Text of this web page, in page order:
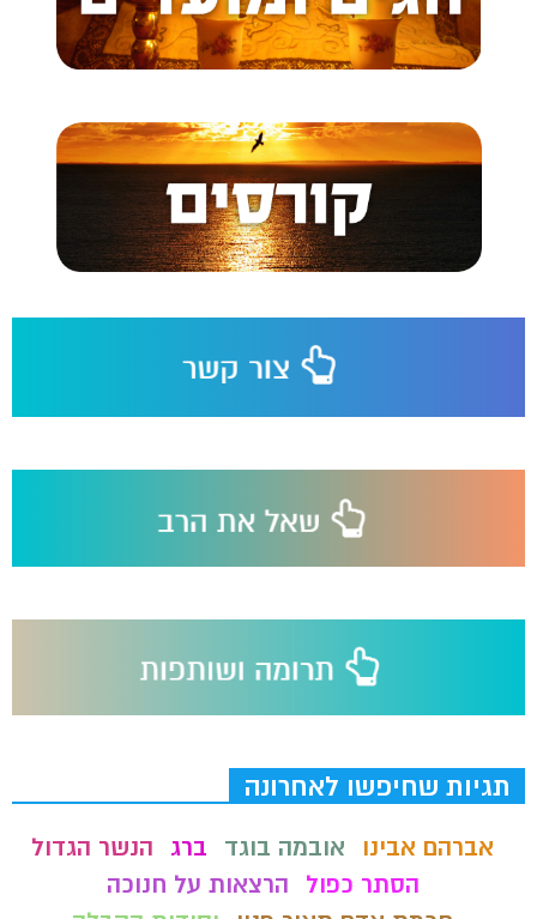
תגיות שחיפשו לאחרונה
אברהם אבינו אובמה בוגד ברג
הנשר הגדול
הסתר כפול
הרצאות על חנוכה